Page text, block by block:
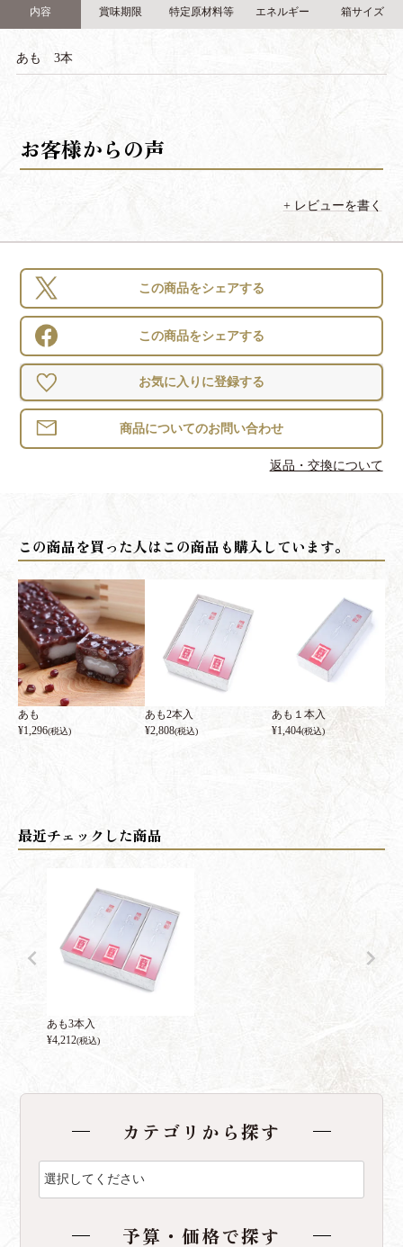
内容 賞味期限 特定原材料等 エネルギー 箱サイズ
あも 3本
レビューを書く
この商品をシェアする
この商品をシェアする
お気に入りに登録する
返品・交換について
あも
¥1,296(税込)
あも2本入
¥2,808(税込)
あも１本入
¥1,404(税込)
あも3本入
¥4,212(税込)
カテゴリから探す
予算・価格で探す